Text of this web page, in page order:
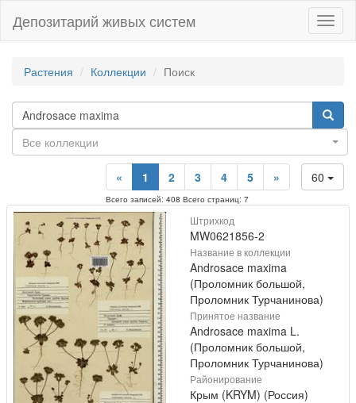
Депозитарий живых систем
Растения Коллекции Поиск
Все коллекции
60
« 1 2 3 4 5 »
Всего записей: 408 Всего страниц: 7
Штрихкод
MW0621856-2
Название в коллекции
Androsace maxima
(Проломник большой,
Проломник Турчанинова)
Принятое название
Androsace maxima L.
(Проломник большой,
Проломник Турчанинова)
Районирование
Крым (KRYM) (Россия)